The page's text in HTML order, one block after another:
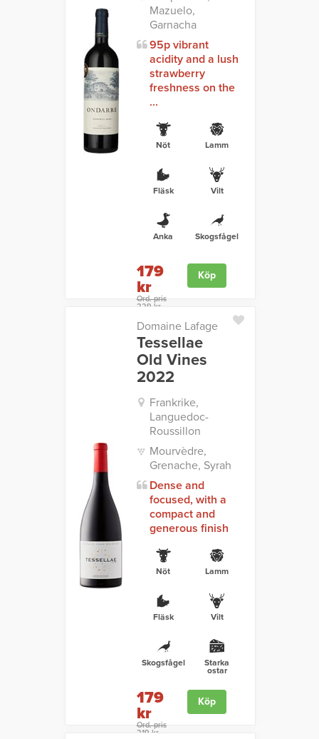
Mazuelo,
Garnacha
95p vibrant
acidity and a lush
strawberry
freshness on the
...
Nöt Lamm
Fläsk Vilt
Anka Skogsfågel
179
kr
Ord. pris
229 kr
Köp
Domaine Lafage
Tessellae
Old Vines
2022
Frankrike,
Languedoc-
Roussillon
Mourvèdre,
Grenache, Syrah
Dense and
focused, with a
compact and
generous finish
Nöt Lamm
Fläsk Vilt
Skogsfågel Starka
ostar
179
kr
Ord. pris
219 kr
Köp